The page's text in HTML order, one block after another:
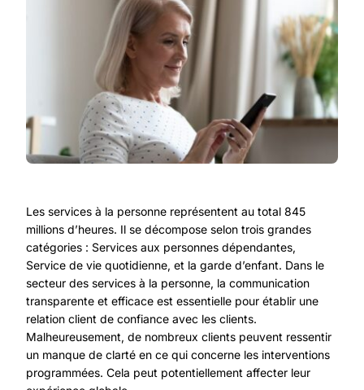
Les services à la personne représentent au total 845
millions d’heures. Il se décompose selon trois grandes
catégories : Services aux personnes dépendantes,
Service de vie quotidienne, et la garde d’enfant. Dans le
secteur des services à la personne, la communication
transparente et efficace est essentielle pour établir une
relation client de confiance avec les clients.
Malheureusement, de nombreux clients peuvent ressentir
un manque de clarté en ce qui concerne les interventions
programmées. Cela peut potentiellement affecter leur